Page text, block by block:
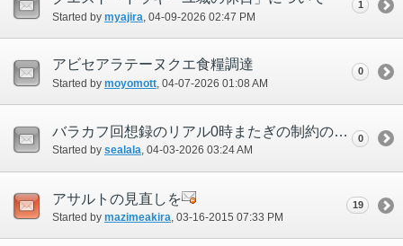
Started by myajira ‎, 04-09-2026 02:47 PM
1
アビセアラテーヌクエ食糧調達
Started by moyomott‎, 04-07-2026 01:08 AM
0
バラカフ回想録のリアル0時またぎの制約の撤廃を
Started by sealala‎, 04-03-2026 03:24 AM
0
アサルトの見直しを
Started by mazimeakira ‎, 03-16-2015 07:33 PM
19